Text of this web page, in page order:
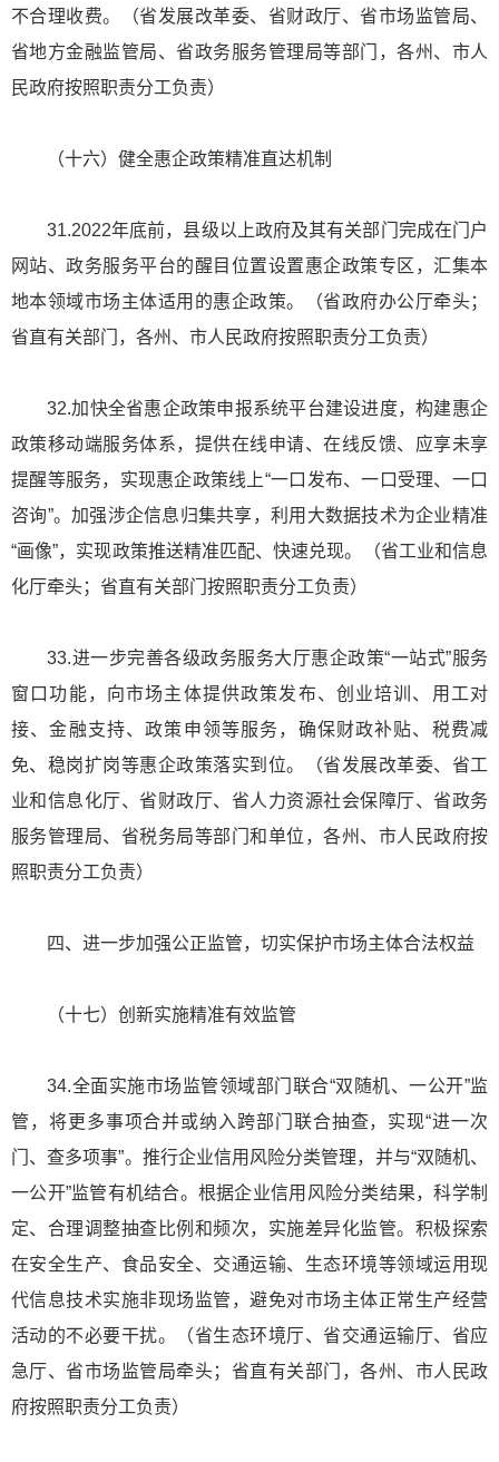
不合理收费。（省发展改革委、省财政厅、省市场监管局、
省地方金融监管局、省政务服务管理局等部门，各州、市人
民政府按照职责分工负责）
（十六）健全惠企政策精准直达机制
31.2022年底前，县级以上政府及其有关部门完成在门户
网站、政务服务平台的醒目位置设置惠企政策专区，汇集本
地本领域市场主体适用的惠企政策。（省政府办公厅牵头；
省直有关部门，各州、市人民政府按照职责分工负责）
32.加快全省惠企政策申报系统平台建设进度，构建惠企
政策移动端服务体系，提供在线申请、在线反馈、应享未享
提醒等服务，实现惠企政策线上“一口发布、一口受理、一口
咨询”。加强涉企信息归集共享，利用大数据技术为企业精准
“画像”，实现政策推送精准匹配、快速兑现。（省工业和信息
化厅牵头；省直有关部门按照职责分工负责）
33.进一步完善各级政务服务大厅惠企政策“一站式”服务
窗口功能，向市场主体提供政策发布、创业培训、用工对
接、金融支持、政策申领等服务，确保财政补贴、税费减
免、稳岗扩岗等惠企政策落实到位。（省发展改革委、省工
业和信息化厅、省财政厅、省人力资源社会保障厅、省政务
服务管理局、省税务局等部门和单位，各州、市人民政府按
照职责分工负责）
四、进一步加强公正监管，切实保护市场主体合法权益
（十七）创新实施精准有效监管
34.全面实施市场监管领域部门联合“双随机、一公开”监
管，将更多事项合并或纳入跨部门联合抽查，实现“进一次
门、查多项事”。推行企业信用风险分类管理，并与“双随机、
一公开”监管有机结合。根据企业信用风险分类结果，科学制
定、合理调整抽查比例和频次，实施差异化监管。积极探索
在安全生产、食品安全、交通运输、生态环境等领域运用现
代信息技术实施非现场监管，避免对市场主体正常生产经营
活动的不必要干扰。（省生态环境厅、省交通运输厅、省应
急厅、省市场监管局牵头；省直有关部门，各州、市人民政
府按照职责分工负责）